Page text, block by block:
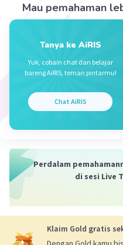
Mau pemahaman
Tanya ke AiRIS
Yuk, cobain chat dan belajar
bareng AiRIS, teman pintarmu!
Chat AiRIS
Perdalam
di sesi Live
Klaim Gold gratis